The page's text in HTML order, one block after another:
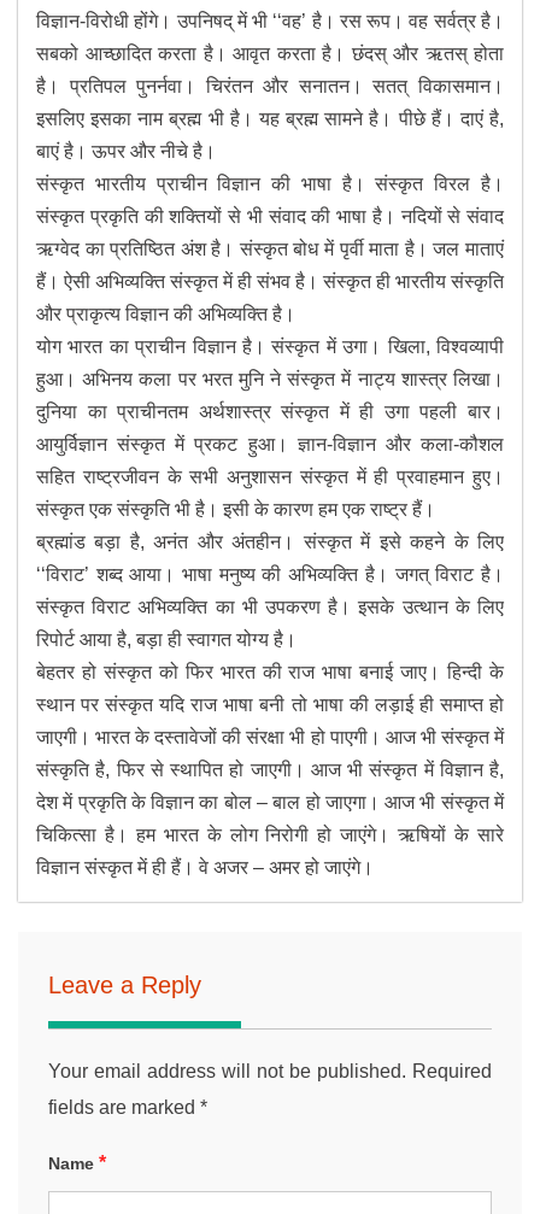
विज्ञान-विरोधी होंगे। उपनिषद् में भी ‘‘वह’ है। रस रूप। वह सर्वत्र है।
सबको आच्छादित करता है। आवृत करता है। छंदस् और ऋतस् होता
है। प्रतिपल पुनर्नवा। चिरंतन और सनातन। सतत् विकासमान।
इसलिए इसका नाम ब्रह्म भी है। यह ब्रह्म सामने है। पीछे हैं। दाएं है,
बाएं है। ऊपर और नीचे है।
संस्कृत भारतीय प्राचीन विज्ञान की भाषा है। संस्कृत विरल है।
संस्कृत प्रकृति की शक्तियों से भी संवाद की भाषा है। नदियों से संवाद
ऋग्वेद का प्रतिष्ठित अंश है। संस्कृत बोध में पृर्वी माता है। जल माताएं
हैं। ऐसी अभिव्यक्ति संस्कृत में ही संभव है। संस्कृत ही भारतीय संस्कृति
और प्राकृत्य विज्ञान की अभिव्यक्ति है।
योग भारत का प्राचीन विज्ञान है। संस्कृत में उगा। खिला, विश्वव्यापी
हुआ। अभिनय कला पर भरत मुनि ने संस्कृत में नाट्य शास्त्र लिखा।
दुनिया का प्राचीनतम अर्थशास्त्र संस्कृत में ही उगा पहली बार।
आयुर्विज्ञान संस्कृत में प्रकट हुआ। ज्ञान-विज्ञान और कला-कौशल
सहित राष्ट्रजीवन के सभी अनुशासन संस्कृत में ही प्रवाहमान हुए।
संस्कृत एक संस्कृति भी है। इसी के कारण हम एक राष्ट्र हैं।
ब्रह्मांड बड़ा है, अनंत और अंतहीन। संस्कृत में इसे कहने के लिए
‘‘विराट’ शब्द आया। भाषा मनुष्य की अभिव्यक्ति है। जगत् विराट है।
संस्कृत विराट अभिव्यक्ति का भी उपकरण है। इसके उत्थान के लिए
रिपोर्ट आया है, बड़ा ही स्वागत योग्य है।
बेहतर हो संस्कृत को फिर भारत की राज भाषा बनाई जाए। हिन्दी के
स्थान पर संस्कृत यदि राज भाषा बनी तो भाषा की लड़ाई ही समाप्त हो
जाएगी। भारत के दस्तावेजों की संरक्षा भी हो पाएगी। आज भी संस्कृत में
संस्कृति है, फिर से स्थापित हो जाएगी। आज भी संस्कृत में विज्ञान है,
देश में प्रकृति के विज्ञान का बोल – बाल हो जाएगा। आज भी संस्कृत में
चिकित्सा है। हम भारत के लोग निरोगी हो जाएंगे। ऋषियों के सारे
विज्ञान संस्कृत में ही हैं। वे अजर – अमर हो जाएंगे।
Leave a Reply
Your email address will not be published. Required
fields are marked *
Name *